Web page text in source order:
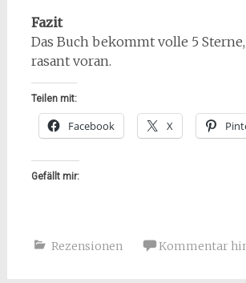
Fazit
Das Buch bekommt volle 5
rasant voran.
Teilen mit:
Facebook X
Gefällt mir:
Rezensionen Kommentar